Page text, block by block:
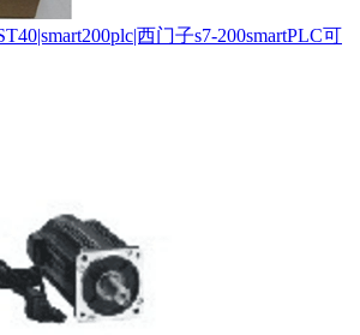
西门子s7-200smartPLC可